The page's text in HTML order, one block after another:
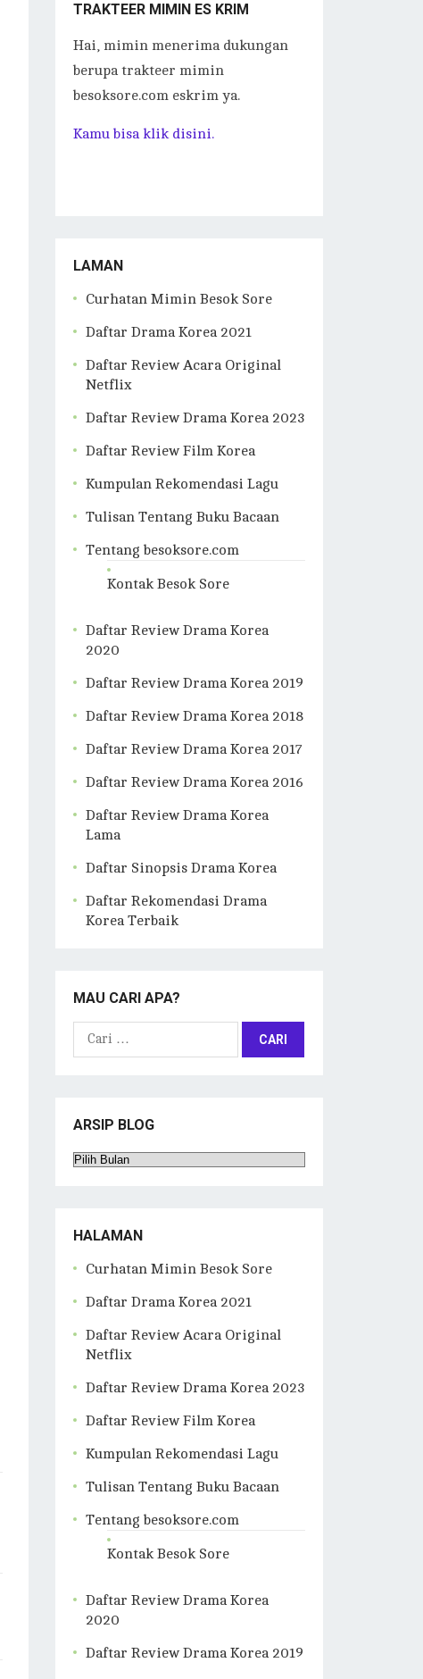
TRAKTEER MIMIN ES KRIM
Hai, mimin menerima dukungan
berupa trakteer mimin
besoksore.com eskrim ya.
Kamu bisa klik disini.
LAMAN
Curhatan Mimin Besok Sore
Daftar Drama Korea 2021
Daftar Review Acara Original
Netflix
Daftar Review Drama Korea 2023
Daftar Review Film Korea
Kumpulan Rekomendasi Lagu
Tulisan Tentang Buku Bacaan
Tentang besoksore.com
Kontak Besok Sore
Daftar Review Drama Korea
2020
Daftar Review Drama Korea 2019
Daftar Review Drama Korea 2018
Daftar Review Drama Korea 2017
Daftar Review Drama Korea 2016
Daftar Review Drama Korea
Lama
Daftar Sinopsis Drama Korea
Daftar Rekomendasi Drama
Korea Terbaik
MAU CARI APA?
Cari
ARSIP BLOG
Arsip
HALAMAN
Curhatan Mimin Besok Sore
Daftar Drama Korea 2021
Daftar Review Acara Original
Netflix
Daftar Review Drama Korea 2023
Daftar Review Film Korea
Kumpulan Rekomendasi Lagu
Tulisan Tentang Buku Bacaan
Tentang besoksore.com
Kontak Besok Sore
Daftar Review Drama Korea
2020
Daftar Review Drama Korea 2019